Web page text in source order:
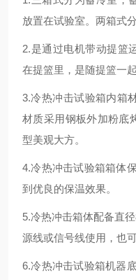
放置在试验室。两箱式
2.是通过电机带动提篮
在提篮里，是随提篮一起
3.冷热冲击试验箱内箱
材质采用钢板外加粉底
型美观大方。
4.冷热冲击试验箱箱体
到优良的保温效果。
5.冷热冲击箱体配备直
源线或信号线使用，也
6.冷热冲击试验箱机器